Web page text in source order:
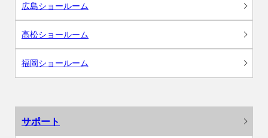
広島ショールーム
高松ショールーム
福岡ショールーム
サポート